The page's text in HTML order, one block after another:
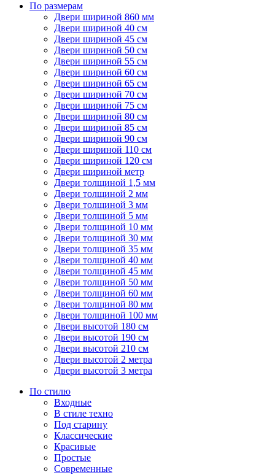
По размерам
Двери шириной 860 мм
Двери шириной 40 см
Двери шириной 45 см
Двери шириной 50 см
Двери шириной 55 см
Двери шириной 60 см
Двери шириной 65 см
Двери шириной 70 см
Двери шириной 75 см
Двери шириной 80 см
Двери шириной 85 см
Двери шириной 90 см
Двери шириной 110 см
Двери шириной 120 см
Двери шириной метр
Двери толщиной 1,5 мм
Двери толщиной 2 мм
Двери толщиной 3 мм
Двери толщиной 5 мм
Двери толщиной 10 мм
Двери толщиной 30 мм
Двери толщиной 35 мм
Двери толщиной 40 мм
Двери толщиной 45 мм
Двери толщиной 50 мм
Двери толщиной 60 мм
Двери толщиной 80 мм
Двери толщиной 100 мм
Двери высотой 180 см
Двери высотой 190 см
Двери высотой 210 см
Двери высотой 2 метра
Двери высотой 3 метра
По стилю
Входные
В стиле техно
Под старину
Классические
Красивые
Простые
Современные